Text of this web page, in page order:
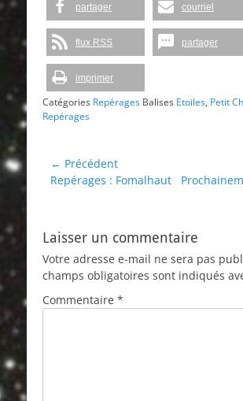
partager courriel
flux RSS partager
imprimer
Catégories Repérages Balises Etoiles, Petit
Repérages
Navigation
de
← Précédent
Article
Repérages : Fomalhaut
Article
Laisser un commentaire
Votre adresse e-mail ne sera pas
champs obligatoires sont indiqués
Commentaire *